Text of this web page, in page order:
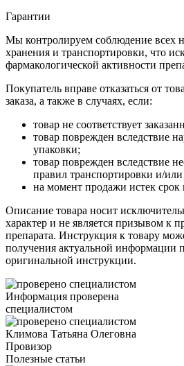
Гарантии
Мы контролируем соблюдение всех
хранения и транспортировки, что
фармакологической активности
Покупатель вправе отказаться от
заказа, а также в случаях, если:
товар не соответствует
товар поврежден вследствие
упаковки;
товар поврежден вследствие
правил транспортировки и/
на момент продажи истек срок
Описание товара носит
характер и не является призывом к
препарата. Инструкция к товару
получения актуальной информации
оригинальной инструкции.
Информация проверена
специалистом
Климова Татьяна Олеговна
Провизор
Полезные статьи